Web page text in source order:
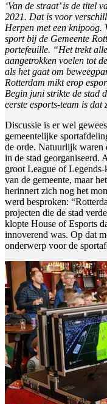
‘Van de straat’ is de titel
2021. Dat is voor
Herpen met een knipoog.
sport bij de Gemeente
portefeuille. “Het trekt
aangetrokken voelen tot
als het gaat om
Rotterdam mikt erop
Begin juni strikte de stad
eerste esports-team is dat
Discussie is er wel
gemeentelijke
de orde. Natuurlijk waren
in de stad georganiseerd.
groot League of
van de gemeente, maar
herinnert zich nog het
werd besproken:
projecten die de stad
klopte House of Esports
innoverend was. Op dat
onderwerp voor de